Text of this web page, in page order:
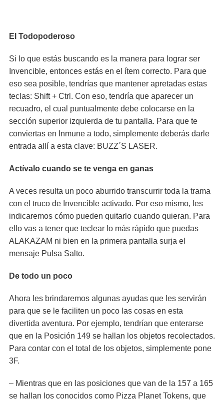
El Todopoderoso
Si lo que estás buscando es la manera para lograr ser
Invencible, entonces estás en el ítem correcto. Para que
eso sea posible, tendrías que mantener apretadas estas
teclas: Shift + Ctrl. Con eso, tendría que aparecer un
recuadro, el cual puntualmente debe colocarse en la
sección superior izquierda de tu pantalla. Para que te
conviertas en Inmune a todo, simplemente deberás darle
entrada allí a esta clave: BUZZ´S LASER.
Actívalo cuando se te venga en ganas
A veces resulta un poco aburrido transcurrir toda la trama
con el truco de Invencible activado. Por eso mismo, les
indicaremos cómo pueden quitarlo cuando quieran. Para
ello vas a tener que teclear lo más rápido que puedas
ALAKAZAM ni bien en la primera pantalla surja el
mensaje Pulsa Salto.
De todo un poco
Ahora les brindaremos algunas ayudas que les servirán
para que se le faciliten un poco las cosas en esta
divertida aventura. Por ejemplo, tendrían que enterarse
que en la Posición 149 se hallan los objetos recolectados.
Para contar con el total de los objetos, simplemente pone
3F.
– Mientras que en las posiciones que van de la 157 a 165
se hallan los conocidos como Pizza Planet Tokens, que